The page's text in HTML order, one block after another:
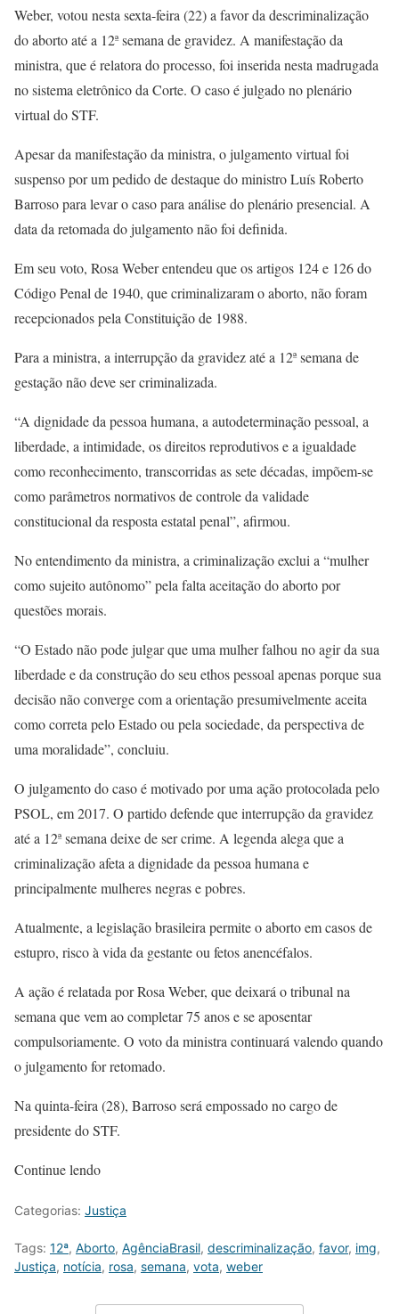
Weber, votou nesta sexta-feira (22) a favor da descriminalização
do aborto até a 12ª semana de gravidez. A manifestação da
ministra, que é relatora do processo, foi inserida nesta madrugada
no sistema eletrônico da Corte. O caso é julgado no plenário
virtual do STF.
Apesar da manifestação da ministra, o julgamento virtual foi
suspenso por um pedido de destaque do ministro Luís Roberto
Barroso para levar o caso para análise do plenário presencial. A
data da retomada do julgamento não foi definida.
Em seu voto, Rosa Weber entendeu que os artigos 124 e 126 do
Código Penal de 1940, que criminalizaram o aborto, não foram
recepcionados pela Constituição de 1988.
Para a ministra, a interrupção da gravidez até a 12ª semana de
gestação não deve ser criminalizada.
“A dignidade da pessoa humana, a autodeterminação pessoal, a
liberdade, a intimidade, os direitos reprodutivos e a igualdade
como reconhecimento, transcorridas as sete décadas, impõem-se
como parâmetros normativos de controle da validade
constitucional da resposta estatal penal”, afirmou.
No entendimento da ministra, a criminalização exclui a “mulher
como sujeito autônomo” pela falta aceitação do aborto por
questões morais.
“O Estado não pode julgar que uma mulher falhou no agir da sua
liberdade e da construção do seu ethos pessoal apenas porque sua
decisão não converge com a orientação presumivelmente aceita
como correta pelo Estado ou pela sociedade, da perspectiva de
uma moralidade”, concluiu.
O julgamento do caso é motivado por uma ação protocolada pelo
PSOL, em 2017. O partido defende que interrupção da gravidez
até a 12ª semana deixe de ser crime. A legenda alega que a
criminalização afeta a dignidade da pessoa humana e
principalmente mulheres negras e pobres.
Atualmente, a legislação brasileira permite o aborto em casos de
estupro, risco à vida da gestante ou fetos anencéfalos.
A ação é relatada por Rosa Weber, que deixará o tribunal na
semana que vem ao completar 75 anos e se aposentar
compulsoriamente. O voto da ministra continuará valendo quando
o julgamento for retomado.
Na quinta-feira (28), Barroso será empossado no cargo de
presidente do STF.
Continue lendo
Categorias: Justiça
Tags: 12ª, Aborto, AgênciaBrasil, descriminalização, favor, img,
Justiça, notícia, rosa, semana, vota, weber